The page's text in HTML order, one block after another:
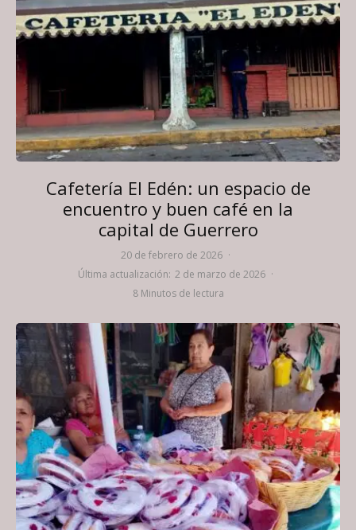
Cafetería El Edén: un espacio de
encuentro y buen café en la
capital de Guerrero
20 de febrero de 2026 ·
Última actualización: 2 de marzo de 2026 ·
8 Minutos de lectura